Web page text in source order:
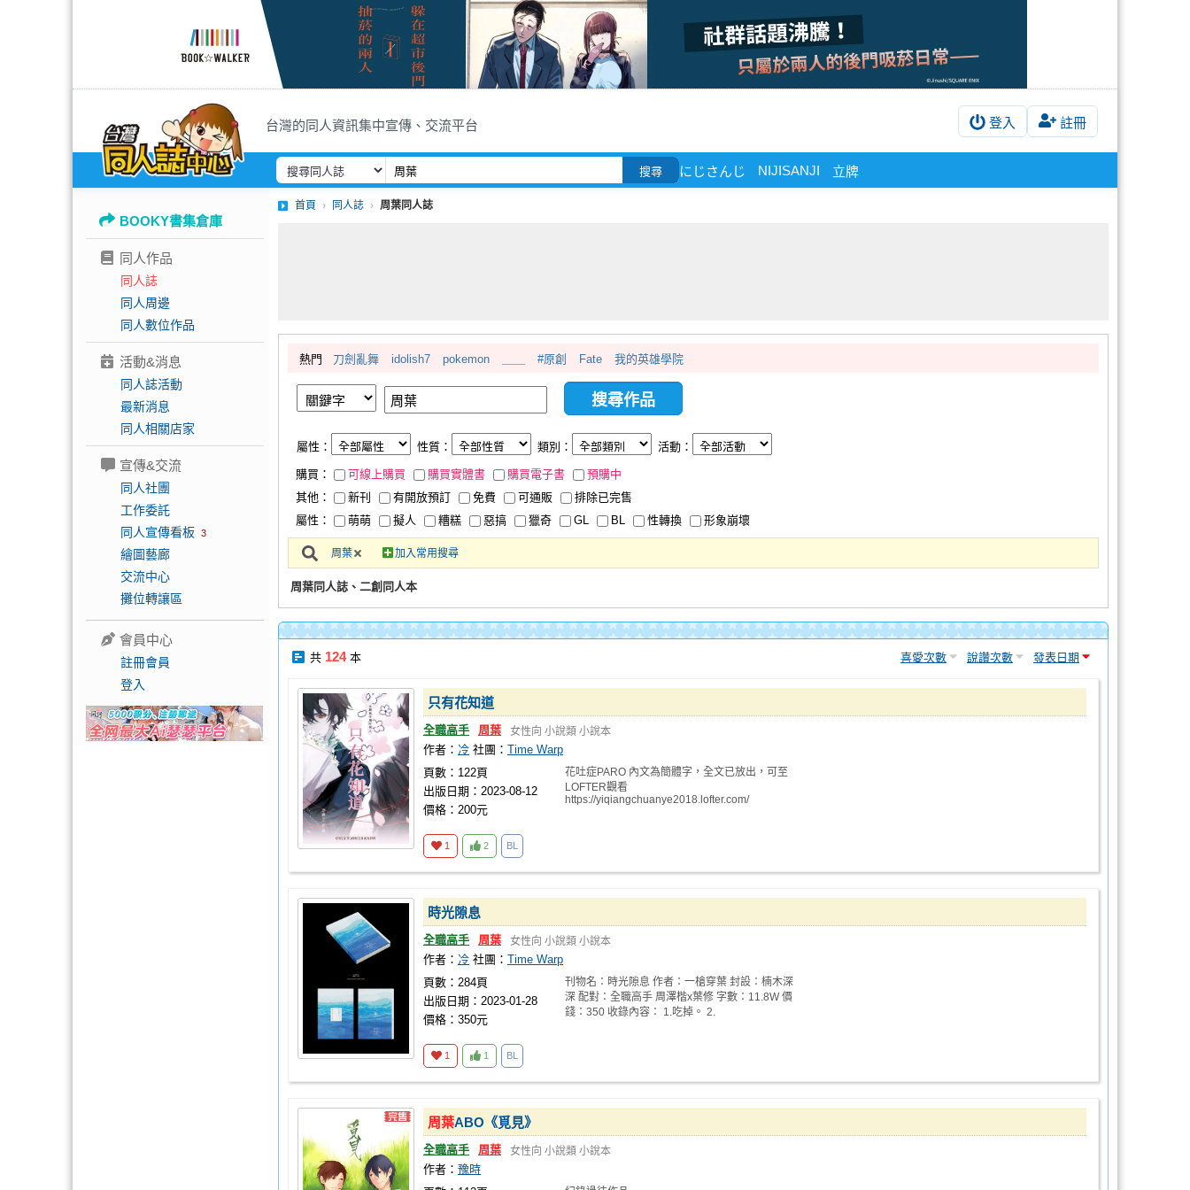
台灣的同人資訊集中宣傳、交流平台 登入 註冊
搜尋 にじさんじ NIJISANJI 立牌
BOOKY書集倉庫
同人作品
同人誌
同人周邊
同人數位作品
活動&消息
同人誌活動
最新消息
同人相關店家
宣傳&交流
同人社團
工作委託
同人宣傳看板 3
繪圖藝廊
交流中心
攤位轉讓區
會員中心
註冊會員
登入
首頁 同人誌 周葉同人誌
熱門 刀劍亂舞 idolish7 pokemon #原創 Fate 我的英雄學院
屬性： 性質： 類別： 活動：
購買： 可線上購買 購買實體書 購買電子書
預購中
其他：
新刊 有開放預訂 免費 可通販
排除已完售
屬性：
萌萌 擬人 糟糕 惡搞 獵奇 GL BL 性轉換 形象崩壞
周葉 加入常用搜尋
周葉同人誌、二創同人本
共 124本 喜愛次數 說讚次數 發表日期
只有花知道
全職高手 周葉 女性向 小說類 小說本
作者： 冷 社團： Time Warp
頁數：122頁
出版日期：2023-08-12
價格：200元
花吐症PARO 內文為簡體字，全文已放出，可至
LOFTER觀看
https://yiqiangchuanye2018.lofter.com/
1 2 BL
時光隙息
全職高手 周葉 女性向 小說類 小說本
作者： 冷 社團： Time Warp
頁數：284頁
出版日期：2023-01-28
價格：350元
刊物名：時光隙息 作者：一槍穿葉 封設：楠木深
深 配對：全職高手 周澤楷x葉修 字數：11.8W 價
錢：350 收錄內容： 1.吃掉。 2.
1 1 BL
周葉ABO《覓見》
全職高手 周葉 女性向 小說類 小說本
作者： 豫時